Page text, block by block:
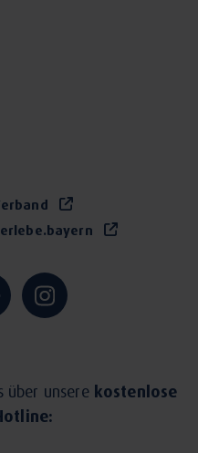
über unsere kostenlose